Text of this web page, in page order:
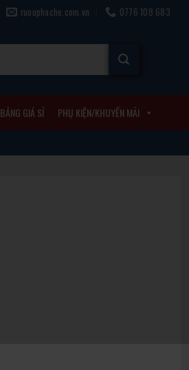
ruouphache.com.vn 0776 108 683
BẢNG GIÁ SỈ PHỤ KIỆN/KHUYẾN MÃI